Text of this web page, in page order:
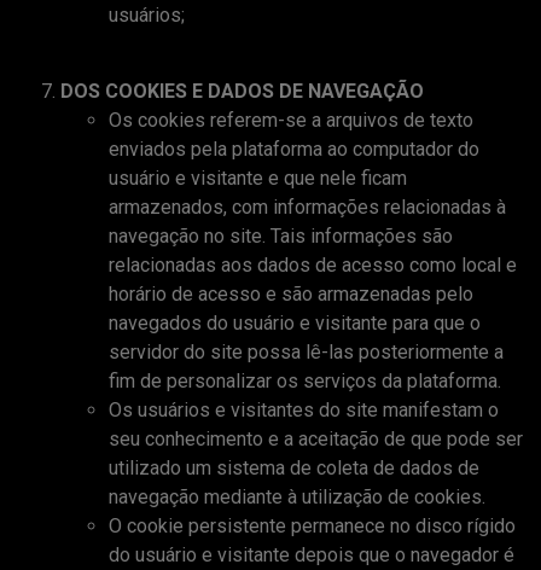
usuários;
DOS COOKIES E DADOS DE NAVEGAÇÃO
Os cookies referem-se a arquivos de texto
enviados pela plataforma ao computador do
usuário e visitante e que nele ficam
armazenados, com informações relacionadas à
navegação no site. Tais informações são
relacionadas aos dados de acesso como local e
horário de acesso e são armazenadas pelo
navegados do usuário e visitante para que o
servidor do site possa lê-las posteriormente a
fim de personalizar os serviços da plataforma.
Os usuários e visitantes do site manifestam o
seu conhecimento e a aceitação de que pode ser
utilizado um sistema de coleta de dados de
navegação mediante à utilização de cookies.
O cookie persistente permanece no disco rígido
do usuário e visitante depois que o navegador é